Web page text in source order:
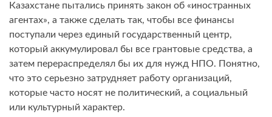
Казахстане пытались принять закон об «иностранных
агентах», а также сделать так, чтобы все финансы
поступали через единый государственный центр,
который аккумулировал бы все грантовые средства, а
затем перераспределял бы их для нужд НПО. Понятно,
что это серьезно затрудняет работу организаций,
которые часто носят не политический, а социальный
или культурный характер.